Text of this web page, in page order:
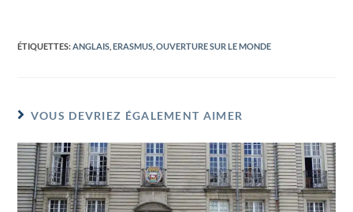
ÉTIQUETTES:ANGLAIS ERASMUS OUVERTURE SUR LE MONDE
VOUS DEVRIEZ ÉGALEMENT AIMER